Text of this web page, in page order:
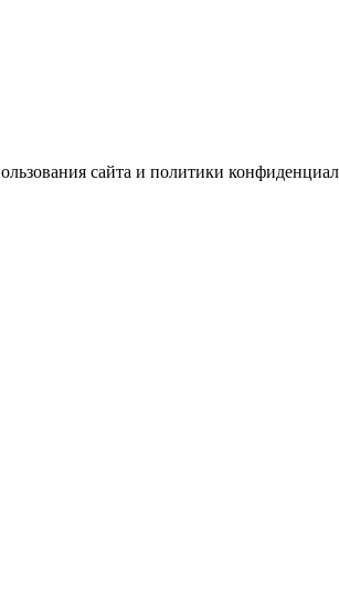
сайта и политики